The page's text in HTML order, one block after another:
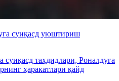
суиқасд уюштириш
таҳдидлари, Роналдуга
ҳаракатлари қайд